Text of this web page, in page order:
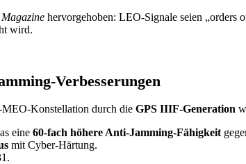
hervorgehoben: LEO-Signale seien „orders
wird.
Verbesserungen
Konstellation durch die GPS IIIF-Generation
eine 60-fach höhere Anti-Jamming-Fähigkeit
mit Cyber-Härtung.